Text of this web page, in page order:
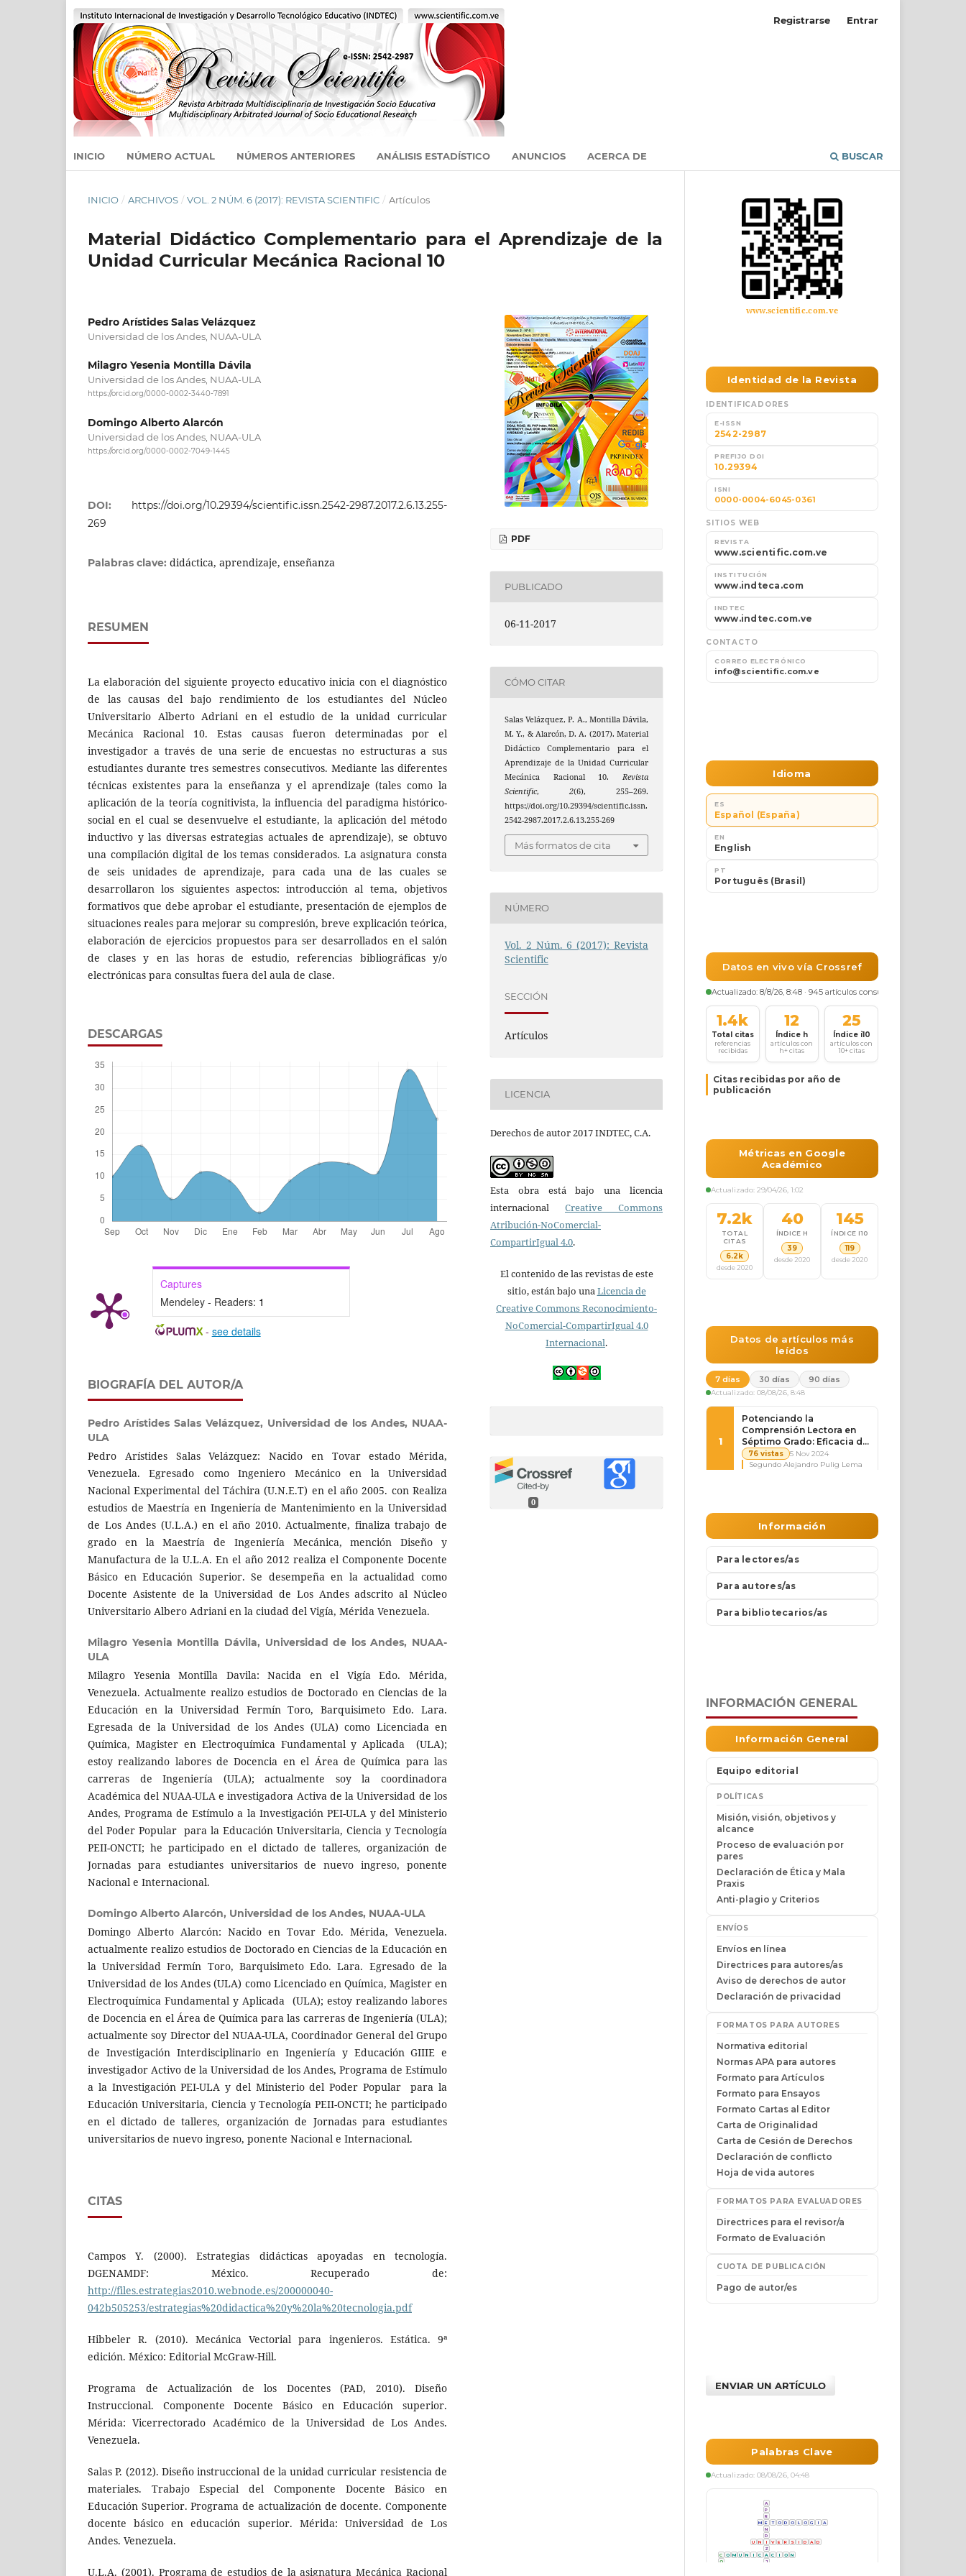
INICIO NÚMERO ACTUAL NÚMEROS ANTERIORES ANÁLISIS ESTADÍSTICO ANUNCIOS ACERCA DE BUSCAR
Registrarse Entrar
INICIO / ARCHIVOS / VOL. 2 NÚM. 6 (2017): REVISTA SCIENTIFIC / Artículos
Material Didáctico Complementario para el Aprendizaje de la
Unidad Curricular Mecánica Racional 10
Pedro Arístides Salas Velázquez
Universidad de los Andes, NUAA-ULA
Milagro Yesenia Montilla Dávila
Universidad de los Andes, NUAA-ULA
https://orcid.org/0000-0002-3440-7891
Domingo Alberto Alarcón
Universidad de los Andes, NUAA-ULA
https://orcid.org/0000-0002-7049-1445
DOI:
https://doi.org/10.29394/scientific.issn.2542-2987.2017.2.6.13.255-
269
Palabras clave: didáctica, aprendizaje, enseñanza
RESUMEN
La elaboración del siguiente proyecto educativo inicia con el diagnóstico
de las causas del bajo rendimiento de los estudiantes del Núcleo
Universitario Alberto Adriani en el estudio de la unidad curricular
Mecánica Racional 10. Estas causas fueron determinadas por el
investigador a través de una serie de encuestas no estructuras a sus
estudiantes durante tres semestres consecutivos. Mediante las diferentes
técnicas existentes para la enseñanza y el aprendizaje (tales como la
aplicación de la teoría cognitivista, la influencia del paradigma histórico-
social en el cual se desenvuelve el estudiante, la aplicación del método
inductivo y las diversas estrategias actuales de aprendizaje), se obtuvo
una compilación digital de los temas considerados. La asignatura consta
de seis unidades de aprendizaje, para cada una de las cuales se
desarrollaron los siguientes aspectos: introducción al tema, objetivos
formativos que debe aprobar el estudiante, presentación de ejemplos de
situaciones reales para mejorar su compresión, breve explicación teórica,
elaboración de ejercicios propuestos para ser desarrollados en el salón
de clases y en las horas de estudio, referencias bibliográficas y/o
electrónicas para consultas fuera del aula de clase.
DESCARGAS
Captures
Mendeley - Readers: 1
- see details
BIOGRAFÍA DEL AUTOR/A
Pedro Arístides Salas Velázquez, Universidad de los Andes, NUAA-
ULA
Pedro Arístides Salas Velázquez: Nacido en Tovar estado Mérida,
Venezuela. Egresado como Ingeniero Mecánico en la Universidad
Nacional Experimental del Táchira (U.N.E.T) en el año 2005. con Realiza
estudios de Maestría en Ingeniería de Mantenimiento en la Universidad
de Los Andes (U.L.A.) en el año 2010. Actualmente, finaliza trabajo de
grado en la Maestría de Ingeniería Mecánica, mención Diseño y
Manufactura de la U.L.A. En el año 2012 realiza el Componente Docente
Básico en Educación Superior. Se desempeña en la actualidad como
Docente Asistente de la Universidad de Los Andes adscrito al Núcleo
Universitario Albero Adriani en la ciudad del Vigía, Mérida Venezuela.
Milagro Yesenia Montilla Dávila, Universidad de los Andes, NUAA-
ULA
Milagro Yesenia Montilla Davila: Nacida en el Vigía Edo. Mérida,
Venezuela. Actualmente realizo estudios de Doctorado en Ciencias de la
Educación en la Universidad Fermín Toro, Barquisimeto Edo. Lara.
Egresada de la Universidad de los Andes (ULA) como Licenciada en
Química, Magister en Electroquímica Fundamental y Aplicada (ULA);
estoy realizando labores de Docencia en el Área de Química para las
carreras de Ingeniería (ULA); actualmente soy la coordinadora
Académica del NUAA-ULA e investigadora Activa de la Universidad de los
Andes, Programa de Estímulo a la Investigación PEI-ULA y del Ministerio
del Poder Popular para la Educación Universitaria, Ciencia y Tecnología
PEII-ONCTI; he participado en el dictado de talleres, organización de
Jornadas para estudiantes universitarios de nuevo ingreso, ponente
Nacional e Internacional.
Domingo Alberto Alarcón, Universidad de los Andes, NUAA-ULA
Domingo Alberto Alarcón: Nacido en Tovar Edo. Mérida, Venezuela.
actualmente realizo estudios de Doctorado en Ciencias de la Educación en
la Universidad Fermín Toro, Barquisimeto Edo. Lara. Egresado de la
Universidad de los Andes (ULA) como Licenciado en Química, Magister en
Electroquímica Fundamental y Aplicada (ULA); estoy realizando labores
de Docencia en el Área de Química para las carreras de Ingeniería (ULA);
actualmente soy Director del NUAA-ULA, Coordinador General del Grupo
de Investigación Interdisciplinario en Ingeniería y Educación GIIIE e
investigador Activo de la Universidad de los Andes, Programa de Estímulo
a la Investigación PEI-ULA y del Ministerio del Poder Popular para la
Educación Universitaria, Ciencia y Tecnología PEII-ONCTI; he participado
en el dictado de talleres, organización de Jornadas para estudiantes
universitarios de nuevo ingreso, ponente Nacional e Internacional.
CITAS
Campos Y. (2000). Estrategias didácticas apoyadas en tecnología.
DGENAMDF: México. Recuperado de:
http://files.estrategias2010.webnode.es/200000040-
042b505253/estrategias%20didactica%20y%20la%20tecnologia.pdf
Hibbeler R. (2010). Mecánica Vectorial para ingenieros. Estática. 9ª
edición. México: Editorial McGraw-Hill.
Programa de Actualización de los Docentes (PAD, 2010). Diseño
Instruccional. Componente Docente Básico en Educación superior.
Mérida: Vicerrectorado Académico de la Universidad de Los Andes.
Venezuela.
Salas P. (2012). Diseño instruccional de la unidad curricular resistencia de
materiales. Trabajo Especial del Componente Docente Básico en
Educación Superior. Programa de actualización de docente. Componente
docente básico en educación superior. Mérida: Universidad de Los
Andes. Venezuela.
U.L.A. (2001). Programa de estudios de la asignatura Mecánica Racional
PDF
PUBLICADO
06-11-2017
CÓMO CITAR
Salas Velázquez, P. A., Montilla Dávila,
M. Y., & Alarcón, D. A. (2017). Material
Didáctico Complementario para el
Aprendizaje de la Unidad Curricular
Mecánica Racional 10. Revista
Scientific, 2(6), 255–269.
https://doi.org/10.29394/scientific.issn.
2542-2987.2017.2.6.13.255-269
Más formatos de cita
NÚMERO
Vol. 2 Núm. 6 (2017): Revista
Scientific
SECCIÓN
Artículos
LICENCIA
Derechos de autor 2017 INDTEC, C.A.
Esta obra está bajo una licencia
internacional Creative Commons
Atribución-NoComercial-
CompartirIgual 4.0.
El contenido de las revistas de este
sitio, están bajo unaLicencia de
Creative Commons Reconocimiento-
NoComercial-CompartirIgual 4.0
Internacional.
0
www.scientific.com.ve
INFORMACIÓN GENERAL
ENVIAR UN ARTÍCULO